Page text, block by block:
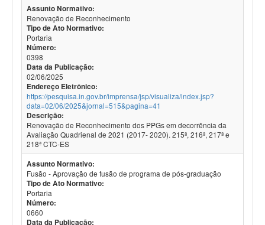
Assunto Normativo:
Renovação de Reconhecimento
Tipo de Ato Normativo:
Portaria
Número:
0398
Data da Publicação:
02/06/2025
Endereço Eletrônico:
https://pesquisa.in.gov.br/imprensa/jsp/visualiza/index.jsp?
data=02/06/2025&jornal=515&pagina=41
Descrição:
Renovação de Reconhecimento dos PPGs em decorrência da
Avaliação Quadrienal de 2021 (2017- 2020). 215ª, 216ª, 217ª e
218ª CTC-ES
Assunto Normativo:
Fusão - Aprovação de fusão de programa de pós-graduação
Tipo de Ato Normativo:
Portaria
Número:
0660
Data da Publicação: